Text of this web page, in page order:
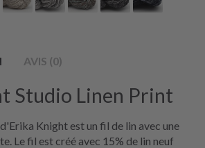
AVIS (0)
Studio Linen Print
Knight est un fil de lin avec une
Le fil est créé avec 15% de lin neuf